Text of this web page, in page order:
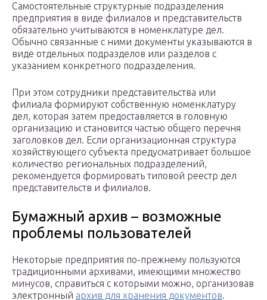
Самостоятельные структурные подразделения
предприятия в виде филиалов и представительств
обязательно учитываются в номенклатуре дел.
Обычно связанные с ними документы указываются в
виде отдельных подразделов или разделов с
указанием конкретного подразделения.
При этом сотрудники представительства или
филиала формируют собственную номенклатуру
дел, которая затем предоставляется в головную
организацию и становится частью общего перечня
заголовков дел. Если организационная структура
хозяйствующего субъекта предусматривает большое
количество региональных подразделений,
рекомендуется формировать типовой реестр дел
представительств и филиалов.
Бумажный архив – возможные
проблемы пользователей
Некоторые предприятия по-прежнему пользуются
традиционными архивами, имеющими множество
минусов, справиться с которыми можно, организовав
электронный архив для хранения документов.